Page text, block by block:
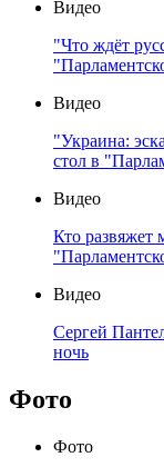
Видео
"Что ждёт
Видео
"Украина:
стол в
Видео
Кто развяжет
Видео
Сергей
ночь
Фото
Фото